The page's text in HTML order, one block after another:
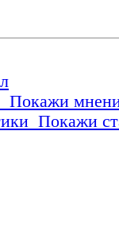
Покажи
Покажи